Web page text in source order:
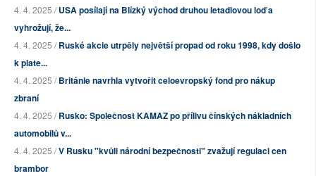
4. 4. 2025 /USA posílají na Blízký východ druhou letadlovou loď a
vyhrožují, že...
4. 4. 2025 /Ruské akcie utrpěly největší propad od roku 1998, kdy došlo
k plate...
4. 4. 2025 /Británie navrhla vytvořit celoevropský fond pro nákup
zbraní
4. 4. 2025 /Rusko: Společnost KAMAZ po přílivu čínských nákladních
automobilů v...
4. 4. 2025 /V Rusku "kvůli národní bezpečnosti" zvažují regulaci cen
brambor